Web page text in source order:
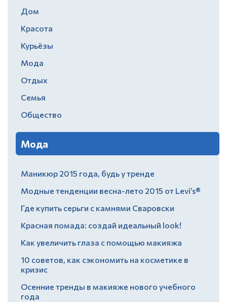
Дом
Красота
Курьёзы
Мода
Отдых
Семья
Общество
Мода
Маникюр 2015 года, будь у тренде
Модные тенденции весна-лето 2015 от Levi’s®
Где купить серьги с камнями Сваровски
Красная помада: создай идеальный look!
Как увеличить глаза с помощью макияжа
10 советов, как сэкономить на косметике в
кризис
Осенние тренды в макияже нового учебного
года